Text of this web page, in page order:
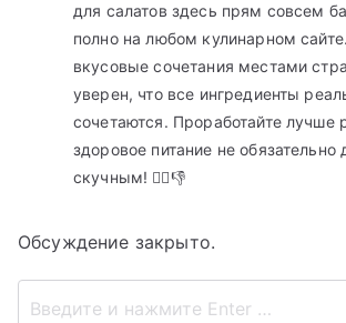
для салатов здесь прям совсем
полно на любом кулинарном
вкусовые сочетания местами
уверен, что все ингредиенты
сочетаются. Проработайте лучше
здоровое питание не
скучным! 💁‍♂️👎
Обсуждение закрыто.